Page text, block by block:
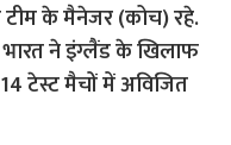
टीम के मैनेजर (कोच) रहे.
भारत ने इंग्लैंड के खिलाफ
टेस्ट मैचों में अविजित